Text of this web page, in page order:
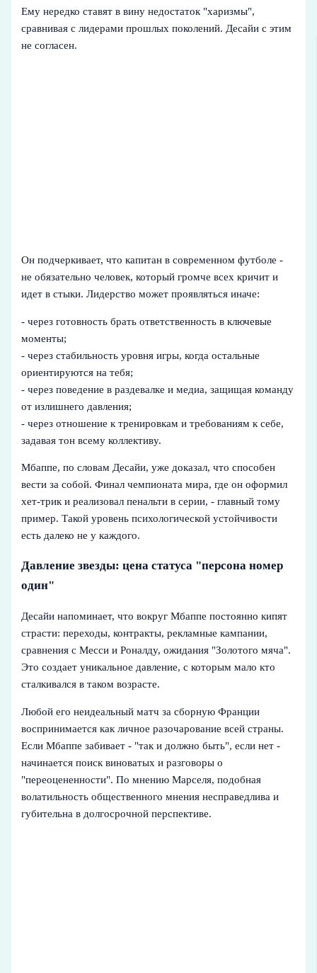
Ему нередко ставят в вину недостаток "харизмы",
сравнивая с лидерами прошлых поколений. Десайи с этим
не согласен.
Он подчеркивает, что капитан в современном футболе -
не обязательно человек, который громче всех кричит и
идет в стыки. Лидерство может проявляться иначе:
- через готовность брать ответственность в ключевые
моменты;
- через стабильность уровня игры, когда остальные
ориентируются на тебя;
- через поведение в раздевалке и медиа, защищая команду
от излишнего давления;
- через отношение к тренировкам и требованиям к себе,
задавая тон всему коллективу.
Мбаппе, по словам Десайи, уже доказал, что способен
вести за собой. Финал чемпионата мира, где он оформил
хет-трик и реализовал пенальти в серии, - главный тому
пример. Такой уровень психологической устойчивости
есть далеко не у каждого.
Давление звезды: цена статуса "персона номер
один"
Десайи напоминает, что вокруг Мбаппе постоянно кипят
страсти: переходы, контракты, рекламные кампании,
сравнения с Месси и Роналду, ожидания "Золотого мяча".
Это создает уникальное давление, с которым мало кто
сталкивался в таком возрасте.
Любой его неидеальный матч за сборную Франции
воспринимается как личное разочарование всей страны.
Если Мбаппе забивает - "так и должно быть", если нет -
начинается поиск виноватых и разговоры о
"переоцененности". По мнению Марселя, подобная
волатильность общественного мнения несправедлива и
губительна в долгосрочной перспективе.